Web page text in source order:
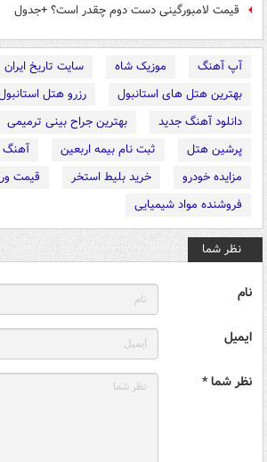
قیمت لامبورگینی دست دوم چقدر است؟ +جدول
آپ آهنگ موزیک شاه
سایت تاریخ ایران
بهترین هتل های استانبول
رزرو هتل
دانلود آهنگ جدید
بهترین جراح بینی ترمیمی
پرشین هتل
ثبت نام بیمه اربعین
آهنگ
مزایده خودرو
خرید بلیط استخر
قیمت
فروشنده مواد شیمیایی
نظر شما
نام
ایمیل
نظر شما *